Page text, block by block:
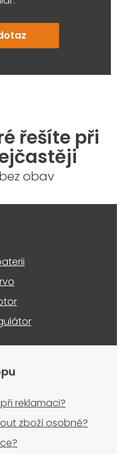
řešíte při
obav
reklamaci?
zboží osobně?